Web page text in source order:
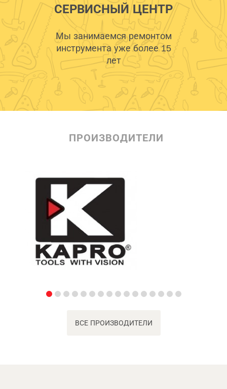
СЕРВИСНЫЙ ЦЕНТР
Мы занимаемся ремонтом
инструмента уже более 15
лет
ПРОИЗВОДИТЕЛИ
ВСЕ ПРОИЗВОДИТЕЛИ